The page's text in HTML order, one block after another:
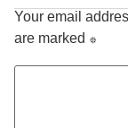
Your email
are marked *